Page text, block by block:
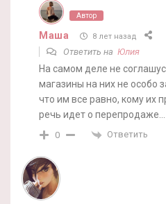
Автор
Маша 8 лет назад
Ответить на Юлия
На самом деле не
магазины на них не особо
что им все равно, кому их
речь идет о перепродаже…
0 Ответить